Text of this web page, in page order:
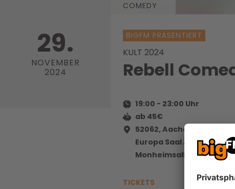
29.
NOVEMBER
2024
COMEDY
BIGFM PRÄSENTIERT
KULT 2024
Rebell
19:00 - 23:00 Uhr
ab 45€
52062, Aachen
Europa Saal Aachen
Monheimsallee 48
TICKETS